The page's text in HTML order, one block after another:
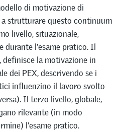
di motivazione di
a strutturare questo continuum
livello, situazionale,
l’esame pratico. Il
la motivazione in
dei PEX, descrivendo se i
influenzino il lavoro svolto
Il terzo livello, globale,
rilevante (in modo
l’esame pratico.